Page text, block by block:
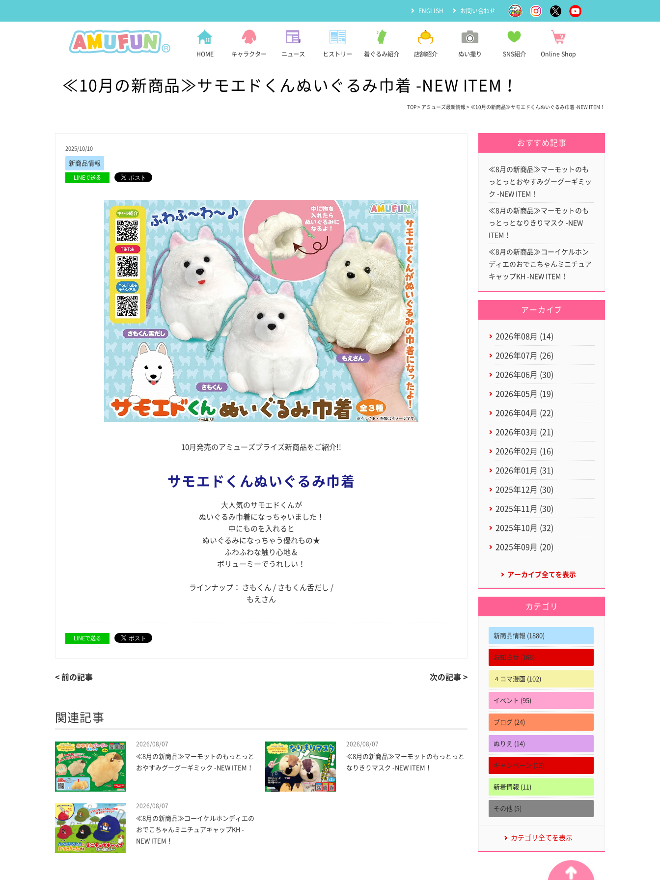
ENGLISH お問い合わせ
HOME キャラクター ニュース ヒストリー 着ぐるみ紹介 店舗紹介 ぬい撮り SNS紹介 Online Shop
≪10月の新商品≫サモエドくんぬいぐるみ巾着 -NEW ITEM！
TOP > アミューズ最新情報 > ≪10月の新商品≫サモエドくんぬいぐるみ巾着 -NEW ITEM！
2025/10/10
新商品情報
LINEで送る
10月発売のアミューズプライズ新商品をご紹介!!
サモエドくんぬいぐるみ巾着
大人気のサモエドくんが
ぬいぐるみ巾着になっちゃいました！
中にものを入れると
ぬいぐるみになっちゃう優れもの★
ふわふわな触り心地＆
ボリューミーでうれしい！
ラインナップ： さもくん / さもくん舌だし /
もえさん
LINEで送る
< 前の記事 次の記事 >
関連記事
2026/08/07
≪8月の新商品≫マーモットのもっとっと
おやすみグーグーギミック -NEW ITEM！
2026/08/07
≪8月の新商品≫マーモットのもっとっと
なりきりマスク -NEW ITEM！
2026/08/07
≪8月の新商品≫コーイケルホンディエの
おでこちゃんミニチュアキャップKH -
NEW ITEM！
おすすめ記事
≪8月の新商品≫マーモットのも
っとっとおやすみグーグーギミッ
ク -NEW ITEM！
≪8月の新商品≫マーモットのも
っとっとなりきりマスク -NEW
ITEM！
≪8月の新商品≫コーイケルホン
ディエのおでこちゃんミニチュア
キャップKH -NEW ITEM！
アーカイブ
2026年08月 (14)
2026年07月 (26)
2026年06月 (30)
2026年05月 (19)
2026年04月 (22)
2026年03月 (21)
2026年02月 (16)
2026年01月 (31)
2025年12月 (30)
2025年11月 (30)
2025年10月 (32)
2025年09月 (20)
アーカイブ全てを表示
カテゴリ
新商品情報 (1880)
お知らせ (168)
４コマ漫画 (102)
イベント (95)
ブログ (24)
ぬりえ (14)
キャンペーン (13)
新着情報 (11)
その他 (5)
カテゴリ全てを表示